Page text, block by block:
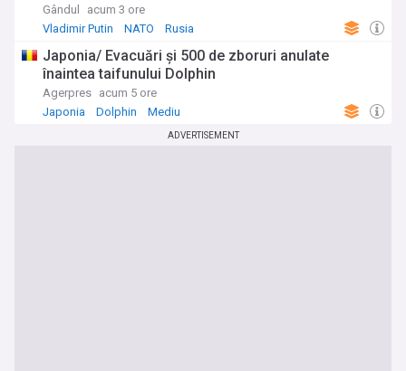
Gândul
acum 3 ore
Vladimir Putin
NATO Rusia
Japonia/ Evacuări și 500 de zboruri anulate
înaintea taifunului Dolphin
Agerpres acum 5 ore
Japonia
Dolphin Mediu
ADVERTISEMENT